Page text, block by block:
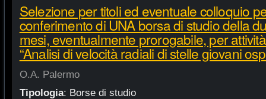
Selezione per titoli ed eventuale colloquio
conferimento di UNA borsa di studio della
mesi, eventualmente prorogabile, per
“Analisi di velocità radiali di stelle giovani
O.A. Palermo
Tipologia: Borse di studio